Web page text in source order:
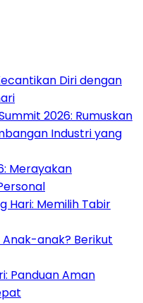
Diri dengan
2026: Rumuskan
Industri yang
Merayakan
Hari: Memilih Tabir
anak? Berikut
Panduan Aman